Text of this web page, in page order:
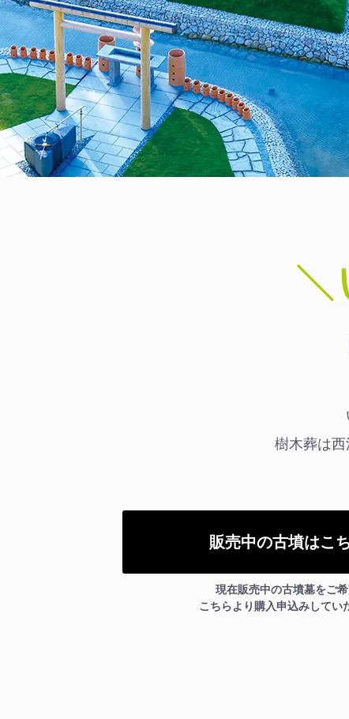
樹木葬は西
販売中の古墳はこ
現在販売中の古墳墓をご
こちらより購入申込みしてい